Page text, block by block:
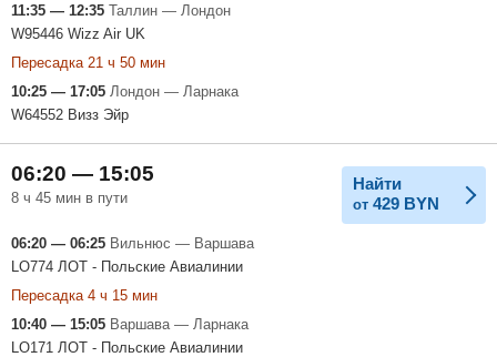
11:35 — 12:35 Таллин — Лондон
W95446 Wizz Air UK
Пересадка 21 ч 50 мин
10:25 — 17:05 Лондон — Ларнака
W64552 Визз Эйр
06:20 — 15:05
8 ч 45 мин в пути
Найти
от 429 BYN
06:20 — 06:25 Вильнюс — Варшава
LO774 ЛОТ - Польские Авиалинии
Пересадка 4 ч 15 мин
10:40 — 15:05 Варшава — Ларнака
LO171 ЛОТ - Польские Авиалинии